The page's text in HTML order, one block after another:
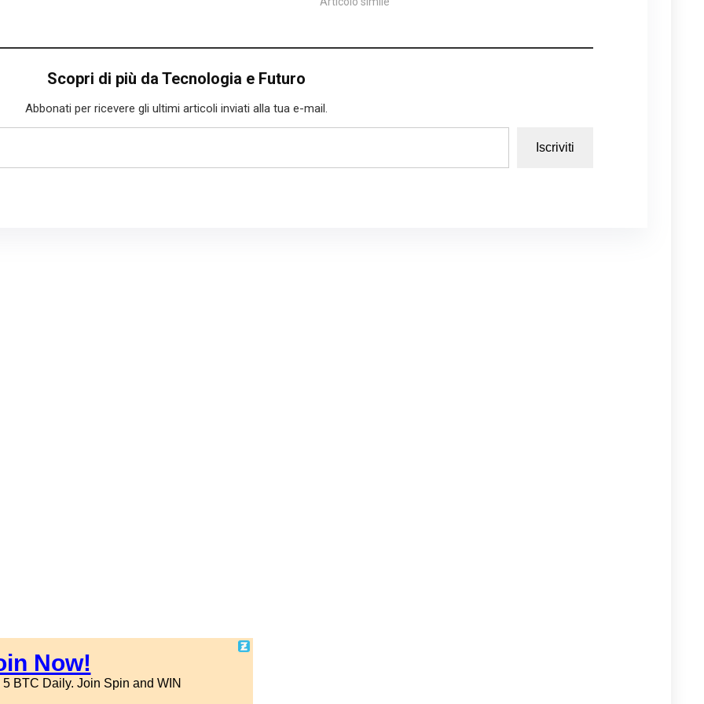
Scopri di più da Tecnologia e Futuro
Abbonati per ricevere gli ultimi articoli inviati alla tua e-mail.
Iscriviti